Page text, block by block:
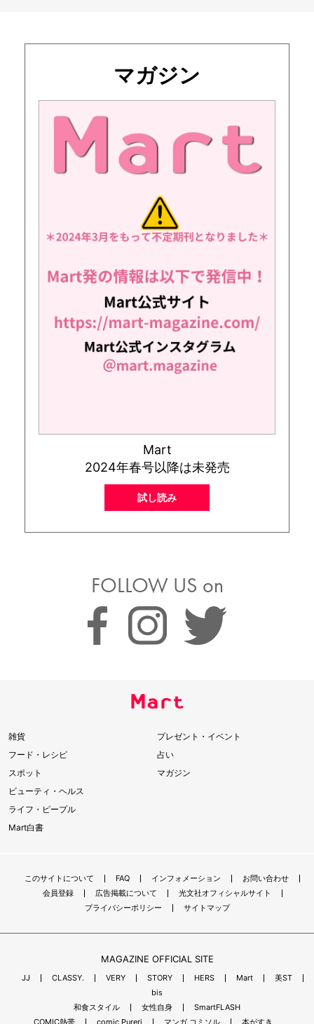
マガジン
Mart
2024年春号以降は未発売
試し読み
FOLLOW US on
雑貨
フード・レシピ
スポット
ビューティ・ヘルス
ライフ・ピープル
Mart白書
プレゼント・イベント
占い
マガジン
このサイトについて FAQ インフォメーション
お問い合わせ
会員登録
広告掲載について
光文社オフィシャルサイト
プライバシーポリシー
サイトマップ
MAGAZINE OFFICIAL SITE
JJ CLASSY. VERY STORY HERS Mart
美ST
bis
和食スタイル
女性自身
SmartFLASH
COMIC熱帯
comic Pureri マンガ コミソル 本がすき。